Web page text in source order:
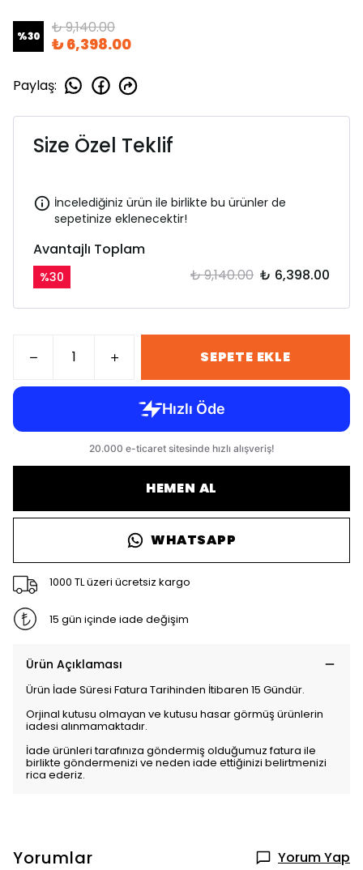
%30 ₺ 9,140.00
₺ 6,398.00
Paylaş:
Size Özel Teklif
İncelediğiniz ürün ile birlikte bu ürünler de
sepetinize eklenecektir!
Avantajlı Toplam
%30 ₺ 9,140.00 ₺ 6,398.00
SEPETE EKLE
HEMEN AL
WHATSAPP
1000 TL üzeri ücretsiz kargo
15 gün içinde iade değişim
Ürün Açıklaması
Ürün İade Süresi Fatura Tarihinden İtibaren 15 Gündür.
Orjinal kutusu olmayan ve kutusu hasar görmüş ürünlerin
iadesi alınmamaktadır.
İade ürünleri tarafınıza göndermiş olduğumuz fatura ile
birlikte göndermenizi ve neden iade ettiğinizi belirtmenizi
rica ederiz.
Yorumlar Yorum Yap